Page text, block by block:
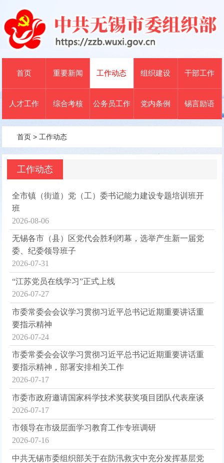
首页 重要新闻 工作动态 组织建设 干部工作
人才工作 综合考核 公务员工作 党内条例 锡言励语
首页 > 工作动态
工作动态
2026-08-06
全市镇（街道）党（工）委书记能力建设专题培训班开
班
2026-07-31
无锡各市（县）区党代会胜利闭幕，选举产生新一届党
委、纪委领导班子
2026-07-27
“江苏党员在线学习”正式上线
2026-07-24
市委常委会会议学习贯彻习近平总书记近期重要讲话重
要指示精神
2026-07-17
市委常委会会议学习贯彻习近平总书记近期重要讲话重
要指示精神，部署安排相关工作
2026-07-17
市委市政府邀请国家科学技术奖获奖项目团队代表座谈
2026-07-16
市领导在市级层面学习教育工作专班调研
中共无锡市委组织部关于在防汛救灾中充分发挥基层党